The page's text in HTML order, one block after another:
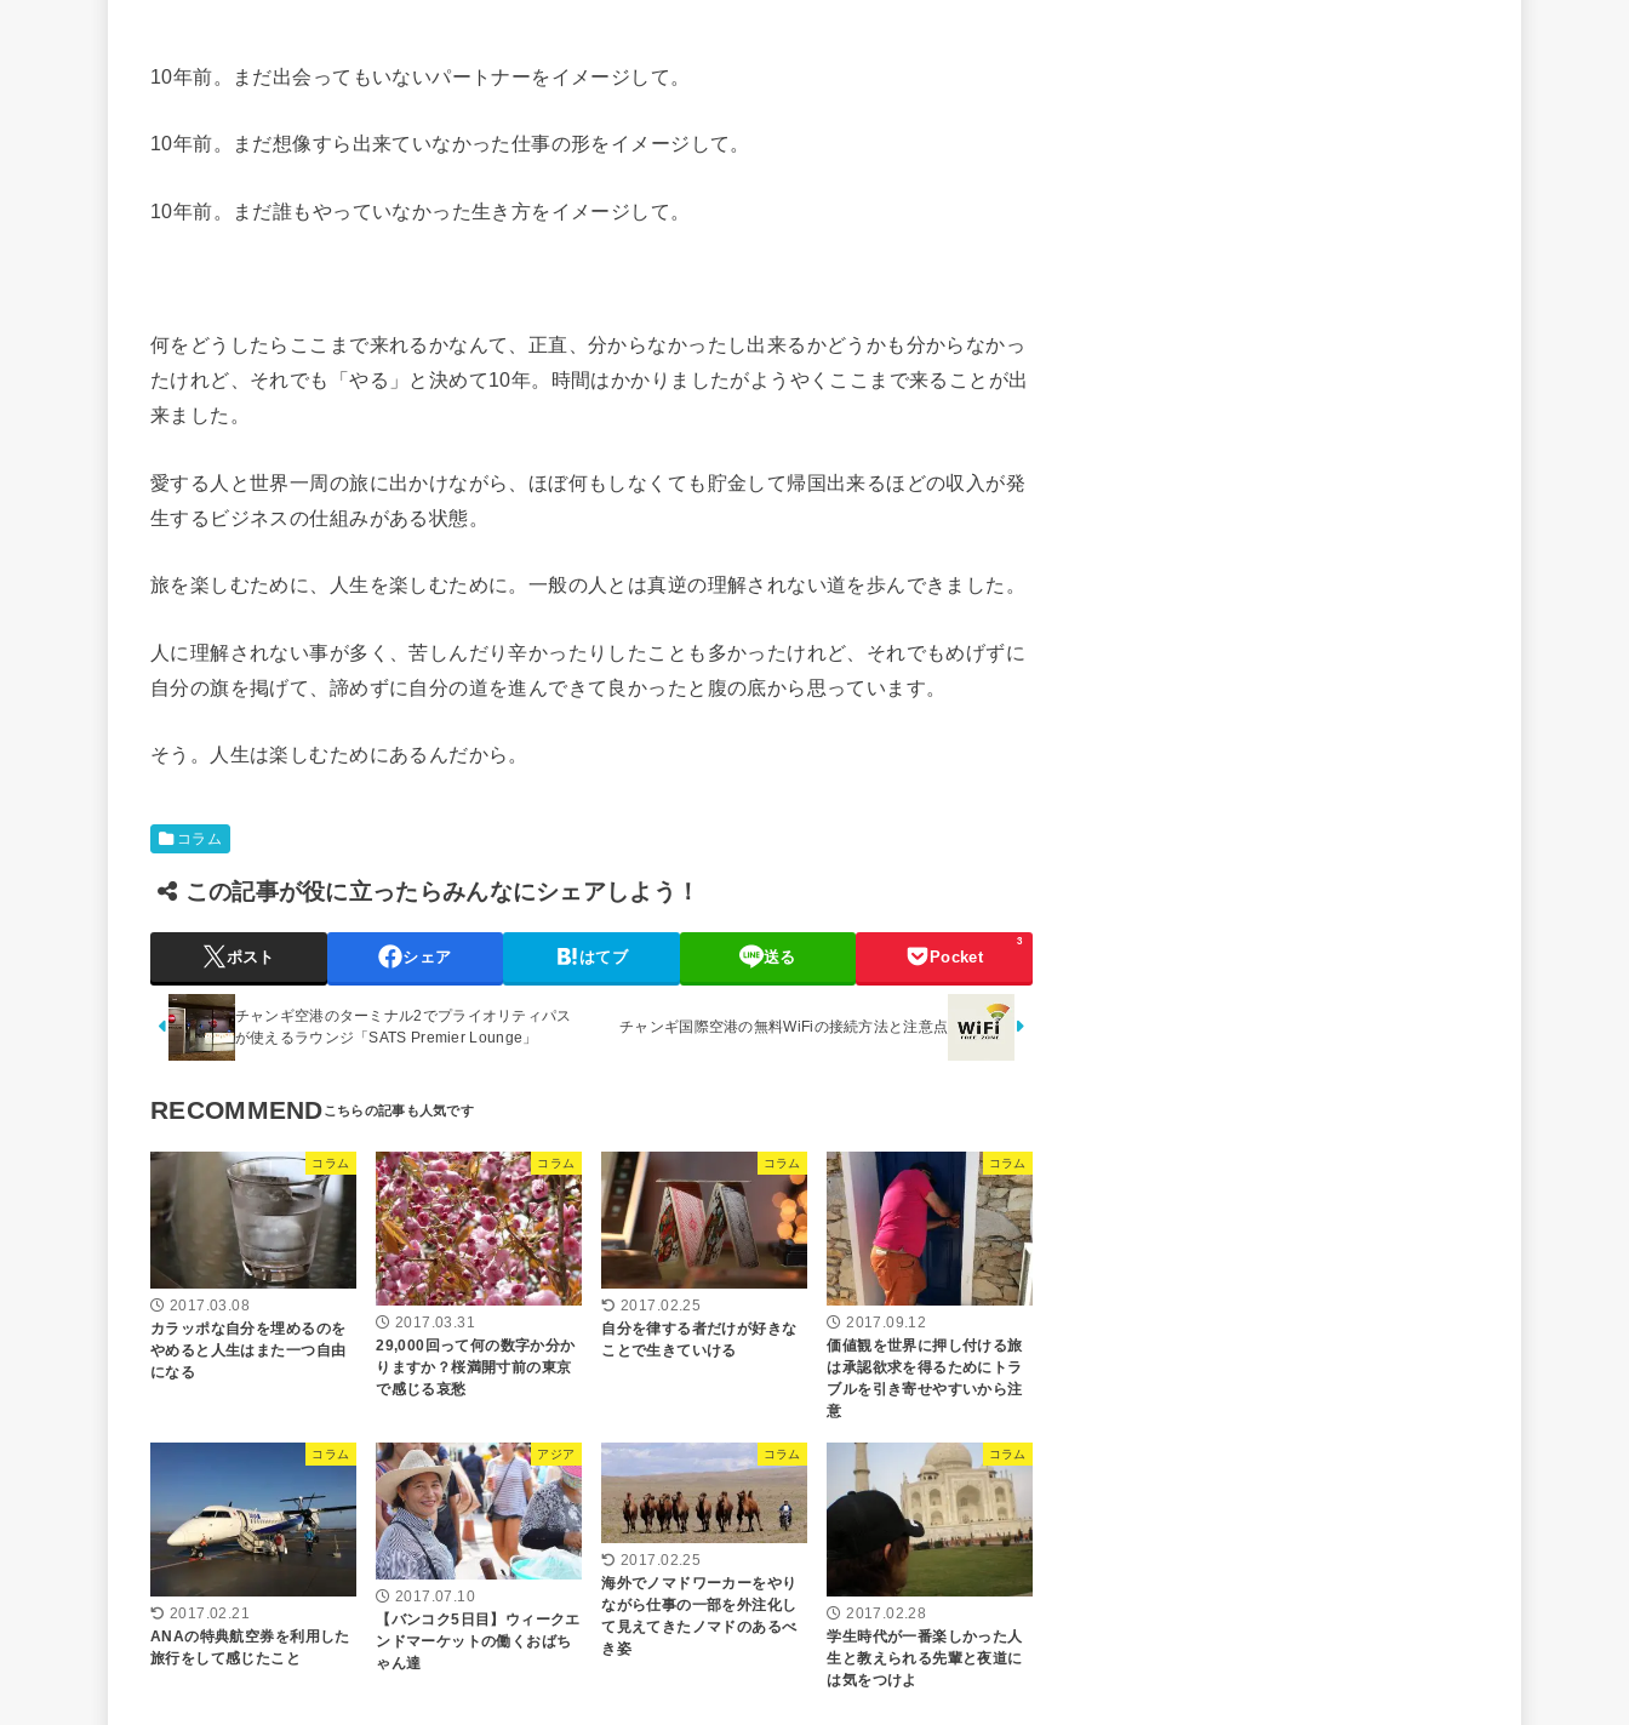
10年前。まだ出会ってもいないパートナーをイメージして。
10年前。まだ想像すら出来ていなかった仕事の形をイメージして。
10年前。まだ誰もやっていなかった生き方をイメージして。
何をどうしたらここまで来れるかなんて、正直、分からなかったし出来るかどうかも分からなかっ
たけれど、それでも「やる」と決めて10年。時間はかかりましたがようやくここまで来ることが出
来ました。
愛する人と世界一周の旅に出かけながら、ほぼ何もしなくても貯金して帰国出来るほどの収入が発
生するビジネスの仕組みがある状態。
旅を楽しむために、人生を楽しむために。一般の人とは真逆の理解されない道を歩んできました。
人に理解されない事が多く、苦しんだり辛かったりしたことも多かったけれど、それでもめげずに
自分の旗を掲げて、諦めずに自分の道を進んできて良かったと腹の底から思っています。
そう。人生は楽しむためにあるんだから。
コラム
この記事が役に立ったらみんなにシェアしよう！
ポスト シェア はてブ 送る Pocket
3
チャンギ空港のターミナル2でプライオリティパス
が使えるラウンジ「SATS Premier Lounge」
チャンギ国際空港の無料WiFiの接続方法と注意点
RECOMMEND
コラム
2017.03.08
カラッポな自分を埋めるのを
やめると人生はまた一つ自由
になる
コラム
2017.03.31
29,000回って何の数字か分か
りますか？桜満開寸前の東京
で感じる哀愁
コラム
2017.02.25
自分を律する者だけが好きな
ことで生きていける
コラム
2017.09.12
価値観を世界に押し付ける旅
は承認欲求を得るためにトラ
ブルを引き寄せやすいから注
意
コラム
2017.02.21
ANAの特典航空券を利用した
旅行をして感じたこと
アジア
2017.07.10
【バンコク5日目】ウィークエ
ンドマーケットの働くおばち
ゃん達
コラム
2017.02.25
海外でノマドワーカーをやり
ながら仕事の一部を外注化し
て見えてきたノマドのあるべ
き姿
コラム
2017.02.28
学生時代が一番楽しかった人
生と教えられる先輩と夜道に
は気をつけよ